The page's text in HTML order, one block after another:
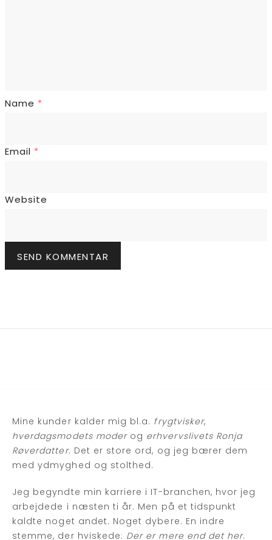
Name *
Email *
Website
Mine kunder kalder mig bl.a. frygtvisker,
hverdagsmodets moderog erhvervslivets Ronja
Røverdatter. Det er store ord, og jeg bærer dem
med ydmyghed og stolthed.
Jeg begyndte min karriere i IT-branchen, hvor jeg
arbejdede i næsten ti år. Men på et tidspunkt
kaldte noget andet. Noget dybere. En indre
stemme, der hviskede: Der er mere end det her.